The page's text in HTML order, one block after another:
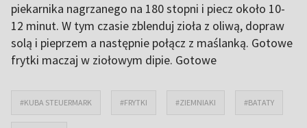
piekarnika nagrzanego na 180 stopni i piecz około 10-
12 minut. W tym czasie zblenduj zioła z oliwą, dopraw
solą i pieprzem a następnie połącz z maślanką. Gotowe
frytki maczaj w ziołowym dipie. Gotowe
#KUBA STEUERMARK #FRYTKI #ZIEMNIAKI #BATATY